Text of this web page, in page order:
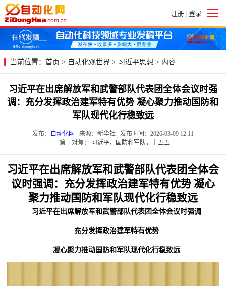
注册 | 登录
当前位置： 首页 > 自动化观世界 > 习近平思想 > 内容
习近平在出席解放军和武警部队代表团全体会议时强
调：充分发挥政治建军特有优势 凝心聚力推动国防和
军队现代化行稳致远
发布： 自动化网
来源：新华社 发布时间：2026-03-09 12:11
第一对焦：
习近平，国防和军队，十五五
习近平在出席解放军和武警部队代表团全体会
议时强调：充分发挥政治建军特有优势 凝心
聚力推动国防和军队现代化行稳致远
习近平在出席解放军和武警部队代表团全体会议时强调
充分发挥政治建军特有优势
凝心聚力推动国防和军队现代化行稳致远